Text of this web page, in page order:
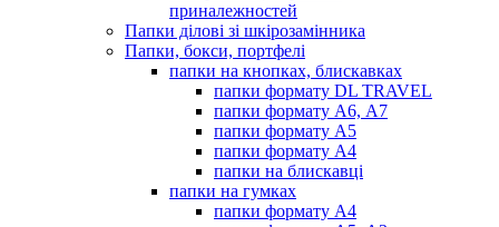
приналежностей
Папки ділові зі шкірозамінника
Папки, бокси, портфелі
папки на кнопках, блискавках
папки формату DL TRAVEL
папки формату А6, А7
папки формату А5
папки формату А4
папки на блискавці
папки на гумках
папки формату А4